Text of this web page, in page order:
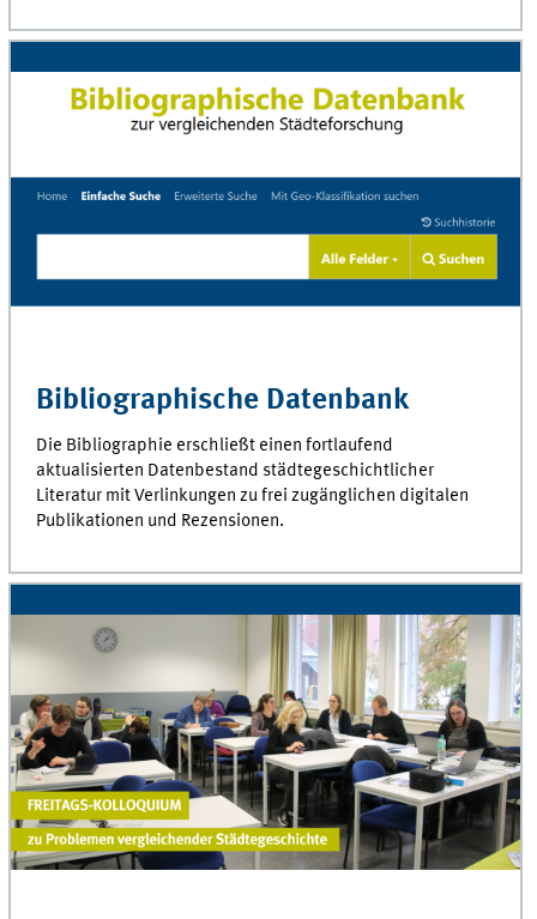
Bibliographische Datenbank
Die Bibliographie erschließt einen fortlaufend
aktualisierten Datenbestand städtegeschichtlicher
Literatur mit Verlinkungen zu frei zugänglichen digitalen
Publikationen und Rezensionen.